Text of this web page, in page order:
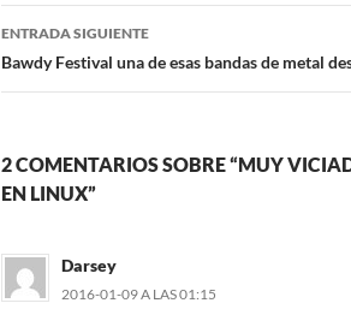
entradas
ENTRADA SIGUIENTE
Bawdy Festival una de esas bandas de metal
2 COMENTARIOS SOBRE “MUY
EN LINUX”
Darsey
2016-01-09 A LAS 01:15